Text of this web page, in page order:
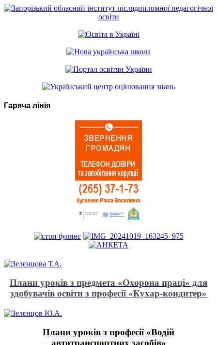
Гаряча лінія
Плани уроків з предмета «Охорона праці» для
здобувачів освіти з професії «Кухар-кондитер»
Плани уроків з професії «Водій
автотранспортних засобів»